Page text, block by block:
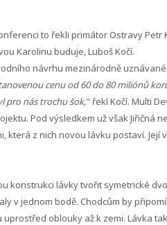
to řekli primátor Ostravy Petr
Karolinu buduje, Luboš Kočí.
návrhu mezinárodně uznávané
cenu od 60 do 80 miliónů
pro nás trochu šok," řekl Kočí. Multi
Pod výsledkem už však Jiřičná
která z nich novou lávku postaví. Její
konstrukci lávky tvořit symetrické
v jednom bodě. Chodcům by
oblouky až k zemi. Lávka